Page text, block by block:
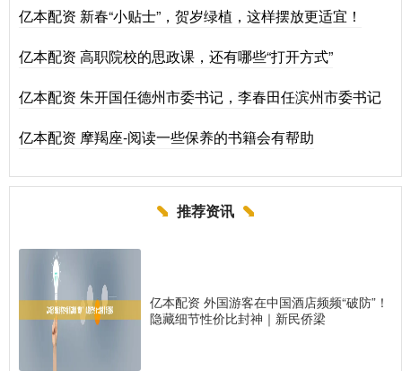
亿本配资 新春“小贴士”，贺岁绿植，这样摆放更适宜！
亿本配资 高职院校的思政课，还有哪些“打开方式”
亿本配资 朱开国任德州市委书记，李春田任滨州市委书记
亿本配资 摩羯座-阅读一些保养的书籍会有帮助
推荐资讯
亿本配资 外国游客在中国酒店频频“破防”！
隐藏细节性价比封神｜新民侨梁